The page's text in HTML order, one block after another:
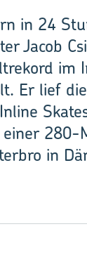
in 24
Jacob
im
Er lief
280-
in